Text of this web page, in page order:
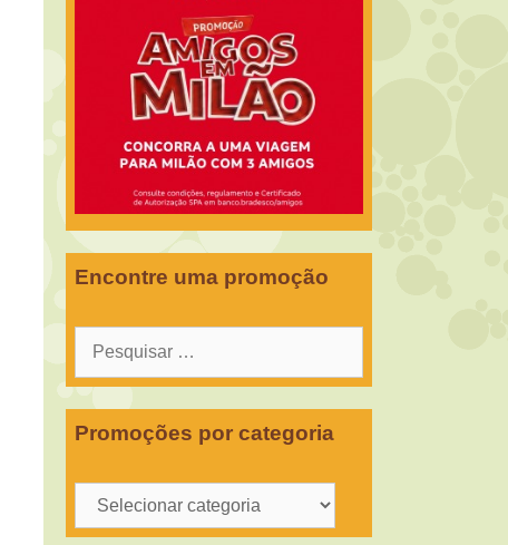
Encontre uma promoção
Pesquisar
Promoções por categoria
Promoções
por